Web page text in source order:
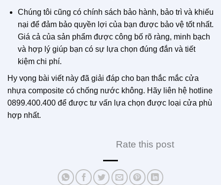
Chúng tôi cũng có chính sách bảo hành, bảo trì và khiếu
nại để đảm bảo quyền lợi của bạn được bảo vệ tốt nhất.
Giá cả của sản phẩm được công bố rõ ràng, minh bạch
và hợp lý giúp bạn có sự lựa chọn đúng đắn và tiết
kiệm chi phí.
Hy vọng bài viết này đã giải đáp cho bạn thắc mắc cửa
nhựa composite có chống nước không. Hãy liên hệ hotline
0899.400.400 để được tư vấn lựa chọn được loại cửa phù
hợp nhất.
Rate this post